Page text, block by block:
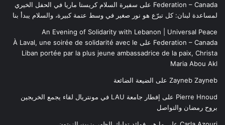
Federation – Canada على سفيرة السلام كريستا ماريا في الحفل الخيري
لمساعدة لبنان: كل تبرّع هو نور صغير في وسط عتمة كبيرة، والسلام يبدأ بنا
An Evening of Solidarity with Lebanon | Universal Peace
Federation – Canada على À Laval, une soirée de solidarité avec le
Liban portée par la plus jeune ambassadrice de la paix, Christa
Maria Abou Akl
Zayneb Zayneb على الضيعة الضائعة
Pierre Hnoud على
إفطار جامعة LAU في مونتريال لقاء يجمع الخريجين
بروح رمضان والتواصل